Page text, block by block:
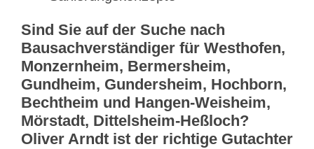
Sind Sie auf der Suche nach
Bausachverständiger für Westhofen,
Monzernheim, Bermersheim,
Gundheim, Gundersheim, Hochborn,
Bechtheim und Hangen-Weisheim,
Mörstadt, Dittelsheim-Heßloch?
Oliver Arndt ist der richtige Gutachter